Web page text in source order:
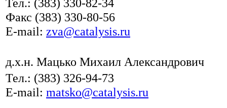
Факс (383) 330-80-56
E-mail: zva@catalysis.ru
д.х.н. Мацько Михаил Александрович
Тел.: (383) 326-94-73
E-mail: matsko@catalysis.ru